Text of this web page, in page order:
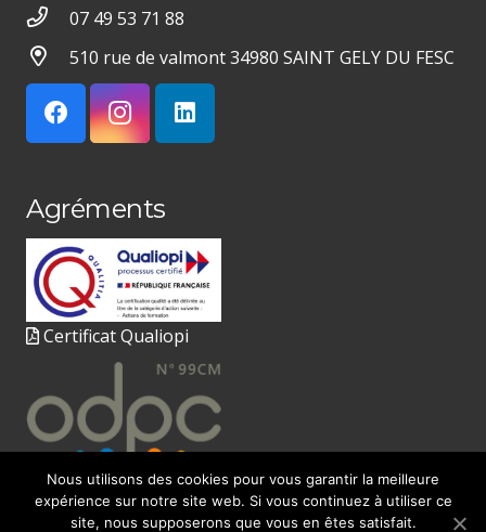
07 49 53 71 88
510 rue de valmont 34980 SAINT GELY DU FESC
Agréments
Certificat Qualiopi
Nous utilisons des cookies pour vous garantir la meilleure
expérience sur notre site web. Si vous continuez à utiliser ce
site, nous supposerons que vous en êtes satisfait.